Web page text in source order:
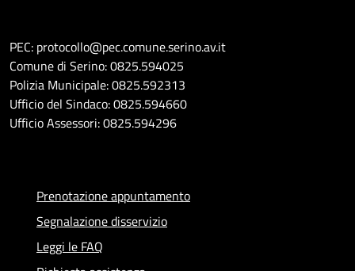
PEC: protocollo@pec.comune.serino.av.it
Comune di Serino: 0825.594025
Polizia Municipale: 0825.592313
Ufficio del Sindaco: 0825.594660
Ufficio Assessori: 0825.594296
Prenotazione appuntamento
Segnalazione disservizio
Leggi le FAQ